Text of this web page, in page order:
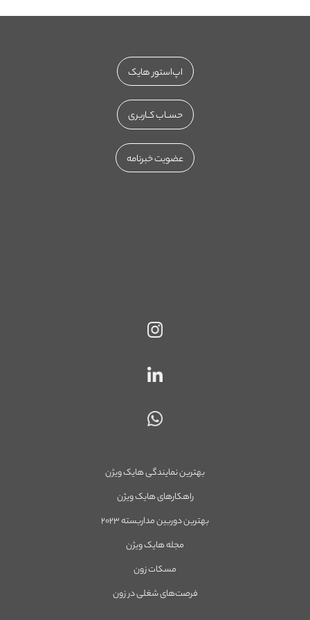
بهترین نمایندگی هایک ویژن
راهکارهای هایک ویژن
بهترین دوربین مداربسته ۲۰۲۳
مجله هایک ویژن
مسکات زون
فرصت‌های شغلی در زون
اپ‌استور هایک
حســاب کــاربری
عضویت خبرنامه